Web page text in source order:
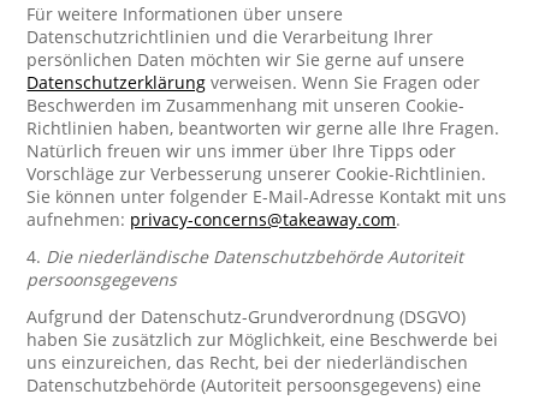
Für weitere Informationen über unsere
Datenschutzrichtlinien und die Verarbeitung Ihrer
persönlichen Daten möchten wir Sie gerne auf unsere
Datenschutzerklärung verweisen. Wenn Sie Fragen oder
Beschwerden im Zusammenhang mit unseren Cookie-
Richtlinien haben, beantworten wir gerne alle Ihre Fragen.
Natürlich freuen wir uns immer über Ihre Tipps oder
Vorschläge zur Verbesserung unserer Cookie-Richtlinien.
Sie können unter folgender E-Mail-Adresse Kontakt mit uns
aufnehmen: privacy-concerns@takeaway.com.
4. Die niederländische Datenschutzbehörde Autoriteit
persoonsgegevens
Aufgrund der Datenschutz-Grundverordnung (DSGVO)
haben Sie zusätzlich zur Möglichkeit, eine Beschwerde bei
uns einzureichen, das Recht, bei der niederländischen
Datenschutzbehörde (Autoriteit persoonsgegevens) eine